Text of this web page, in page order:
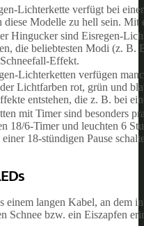
Lichterkette verfügt bei
diese Modelle zu hell sein.
Hingucker sind Eisregen-
die beliebtesten Modi (z. B.
Effekt.
Lichterketten verfügen
Lichtfarben rot, grün und
entstehen, die z. B. bei
mit Timer sind besonders
18/6-Timer und leuchten 6
18-stündigen Pause
einem langen Kabel, an dem
Schnee bzw. ein Eiszapfen